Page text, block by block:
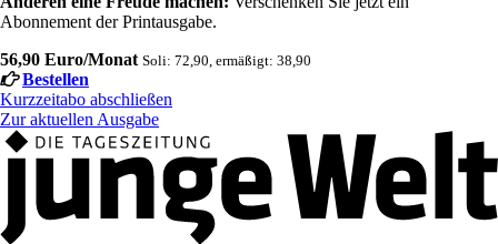
Abonnement der Printausgabe.
56,90 Euro/Monat Soli: 72,90, ermäßigt: 38,90
Bestellen
Kurzzeitabo abschließen
Zur aktuellen Ausgabe